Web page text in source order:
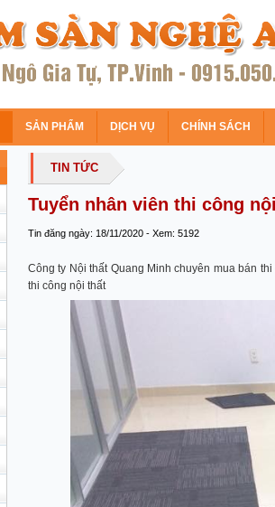
SẢN PHẨM DỊCH VỤ CHÍNH SÁCH
TIN TỨC
Tuyển nhân viên thi công
Tin đăng ngày: 18/11/2020 - Xem: 5192
Công ty Nội thất Quang Minh chuyên mua bán
thi công nội thất